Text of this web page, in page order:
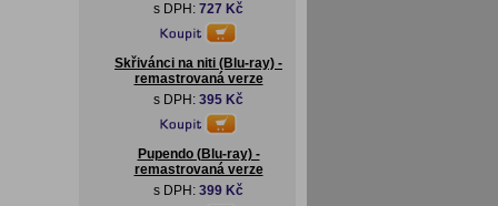
s DPH: 727 Kč
Skřivánci na niti (Blu-ray) -
remastrovaná verze
s DPH: 395 Kč
Pupendo (Blu-ray) -
remastrovaná verze
s DPH: 399 Kč